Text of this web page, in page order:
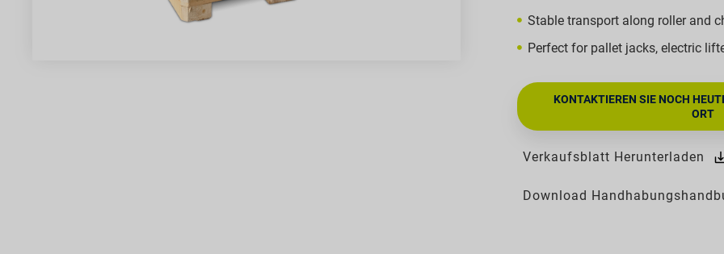
Stable transport along roller and
Perfect for pallet jacks, electric
KONTAKTIEREN SIE NOCH
ORT
Verkaufsblatt Herunterladen
Download